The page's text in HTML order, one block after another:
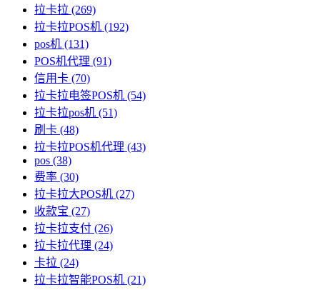
拉卡拉 (269)
拉卡拉POS机 (192)
pos机 (131)
POS机代理 (91)
信用卡 (70)
拉卡拉电签POS机 (54)
拉卡拉pos机 (51)
刷卡 (48)
拉卡拉POS机代理 (43)
pos (38)
费率 (30)
拉卡拉大POS机 (27)
收款宝 (27)
拉卡拉支付 (26)
拉卡拉代理 (24)
卡拉 (24)
拉卡拉智能POS机 (21)